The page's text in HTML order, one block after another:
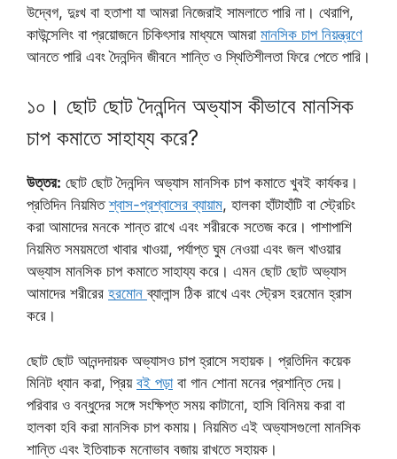
উদ্বেগ, দুঃখ বা হতাশা যা আমরা নিজেরাই সামলাতে পারি না। থেরাপি,
কাউন্সেলিং বা প্রয়োজনে চিকিৎসার মাধ্যমে আমরা মানসিক চাপ নিয়ন্ত্রণে
আনতে পারি এবং দৈনন্দিন জীবনে শান্তি ও স্থিতিশীলতা ফিরে পেতে পারি।
১০। ছোট ছোট দৈনন্দিন অভ্যাস কীভাবে মানসিক
চাপ কমাতে সাহায্য করে?
উত্তর: ছোট ছোট দৈনন্দিন অভ্যাস মানসিক চাপ কমাতে খুবই কার্যকর।
প্রতিদিন নিয়মিতশ্বাস-প্রশ্বাসের ব্যায়াম, হালকা হাঁটাহাঁটি বা স্ট্রেচিং
করা আমাদের মনকে শান্ত রাখে এবং শরীরকে সতেজ করে। পাশাপাশি
নিয়মিত সময়মতো খাবার খাওয়া, পর্যাপ্ত ঘুম নেওয়া এবং জল খাওয়ার
অভ্যাস মানসিক চাপ কমাতে সাহায্য করে। এমন ছোট ছোট অভ্যাস
আমাদের শরীরের হরমোনব্যালান্স ঠিক রাখে এবং স্ট্রেস হরমোন হ্রাস
করে।
ছোট ছোট আনন্দদায়ক অভ্যাসও চাপ হ্রাসে সহায়ক। প্রতিদিন কয়েক
মিনিট ধ্যান করা, প্রিয় বই পড়াবা গান শোনা মনের প্রশান্তি দেয়।
পরিবার ও বন্ধুদের সঙ্গে সংক্ষিপ্ত সময় কাটানো, হাসি বিনিময় করা বা
হালকা হবি করা মানসিক চাপ কমায়। নিয়মিত এই অভ্যাসগুলো মানসিক
শান্তি এবং ইতিবাচক মনোভাব বজায় রাখতে সহায়ক।